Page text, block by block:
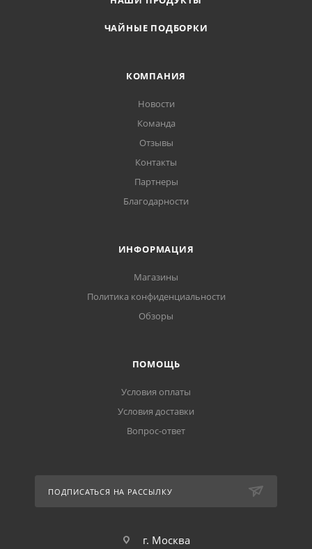
ЧАЙНЫЕ ПОДБОРКИ
КОМПАНИЯ
Новости
Команда
Отзывы
Контакты
Партнеры
Благодарности
ИНФОРМАЦИЯ
Магазины
Политика конфиденциальности
Обзоры
ПОМОЩЬ
Условия оплаты
Условия доставки
Вопрос-ответ
ПОДПИСАТЬСЯ НА РАССЫЛКУ
г. Москва